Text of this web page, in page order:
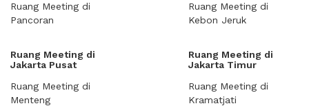
Ruang Meeting di
Pancoran
Ruang Meeting di
Kebon Jeruk
Ruang Meeting di
Jakarta Pusat
Ruang Meeting di
Menteng
Ruang Meeting di
Jakarta Timur
Ruang Meeting di
Kramatjati